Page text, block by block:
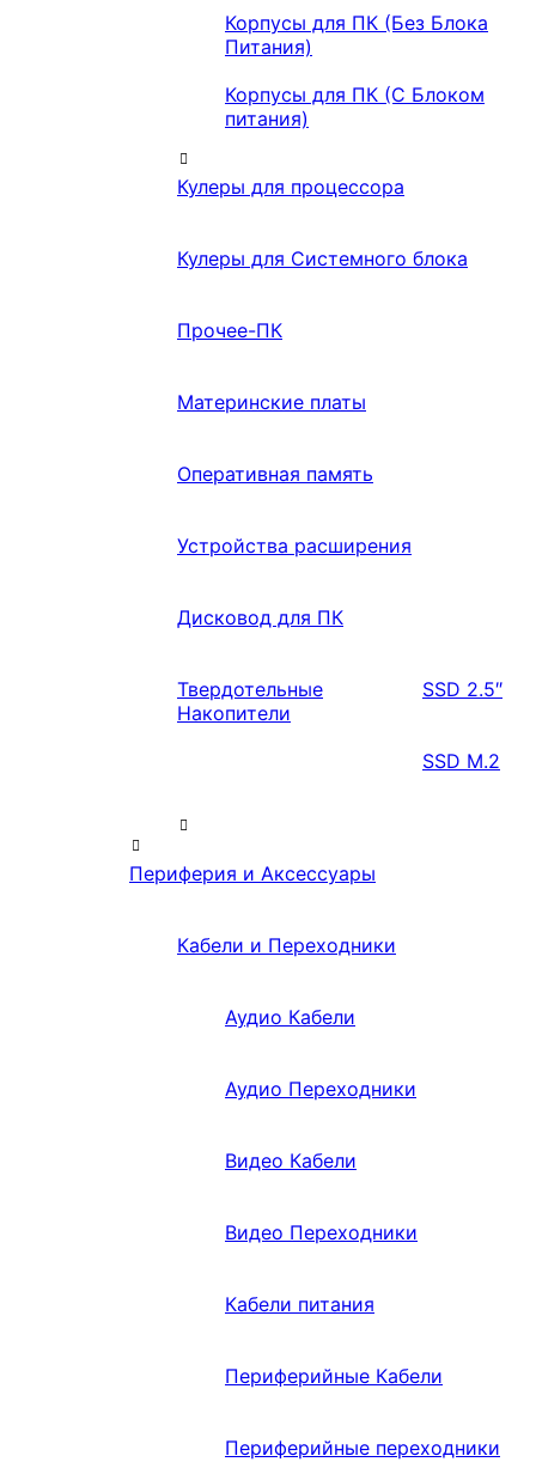
Корпусы для ПК (Без Блока
Питания)
Корпусы для ПК (С Блоком
питания)
Кулеры для процессора
Кулеры для Системного блока
Прочее-ПК
Материнские платы
Оперативная память
Устройства расширения
Дисковод для ПК
Твердотельные
Накопители
SSD 2.5″
SSD M.2
Периферия и Аксессуары
Кабели и Переходники
Аудио Кабели
Аудио Переходники
Видео Кабели
Видео Переходники
Кабели питания
Периферийные Кабели
Периферийные переходники